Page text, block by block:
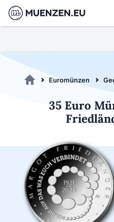
Euromünzen
35 Euro